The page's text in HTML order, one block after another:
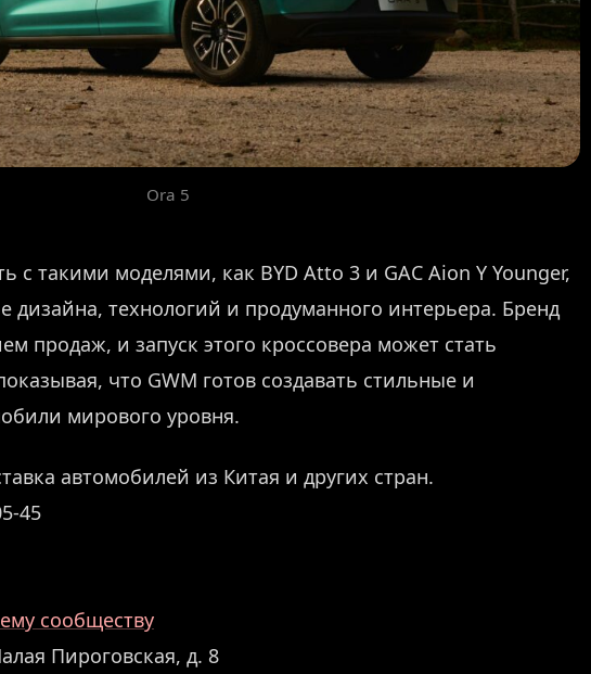
Ora 5
с такими моделями, как BYD Atto 3 и GAC Aion Y Younger,
дизайна, технологий и продуманного интерьера. Бренд
продаж, и запуск этого кроссовера может стать
что GWM готов создавать стильные и
мирового уровня.
автомобилей из Китая и других стран.
45
сообществу
Пироговская, д. 8